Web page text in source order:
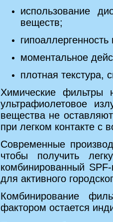
использование
веществ;
моментальное
плотная текстура,
Химические фильтры
ультрафиолетовое
вещества не
при легком контакте с
Современные
чтобы получить
комбинированный
для активного
Комбинирование
фактором остается